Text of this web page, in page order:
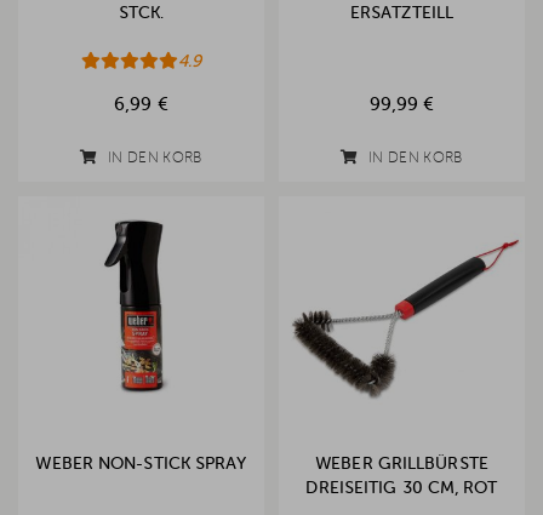
STCK.
4.9
6,99 €
IN DEN KORB
ERSATZTEILL
99,99 €
IN DEN KORB
WEBER NON-STICK SPRAY
WEBER GRILLBÜRSTE
DREISEITIG 30 CM, ROT